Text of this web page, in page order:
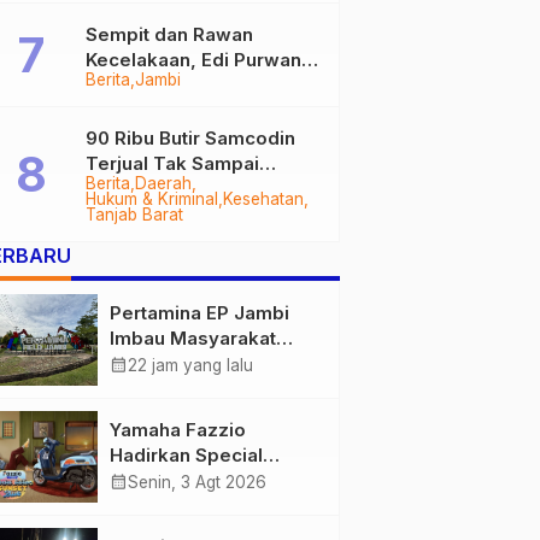
Berita Jambi
Sempit dan Rawan
Kecelakaan, Edi Purwanto
Targetkan Jalan Lintas
2028
Berita Daerah
Hukum & Kriminal
Kesehatan
Tanjab Barat
90 Ribu Butir Samcodin
Terjual Tak Sampai
Setahun, Indra Safari
Desak Audit Menyeluruh
Pertamina EP Jambi
Imbau Masyarakat
Tidak Beraktivitas di
Bersama
calendar_month22 jam yang lalu
Yamaha Fazzio
Hadirkan Special
Edition Sunset Blue,
calendar_monthSenin, 3 Agt 2026